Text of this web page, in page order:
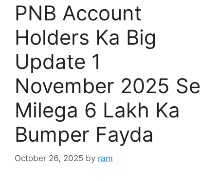
PNB Account
Holders Ka Big
Update 1
November 2025 Se
Milega 6 Lakh Ka
Bumper Fayda
October 26, 2025 by ram